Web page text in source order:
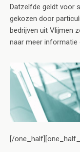
Datzelfde geldt voor
gekozen door
bedrijven uit Vlijmen
naar meer informatie
[/